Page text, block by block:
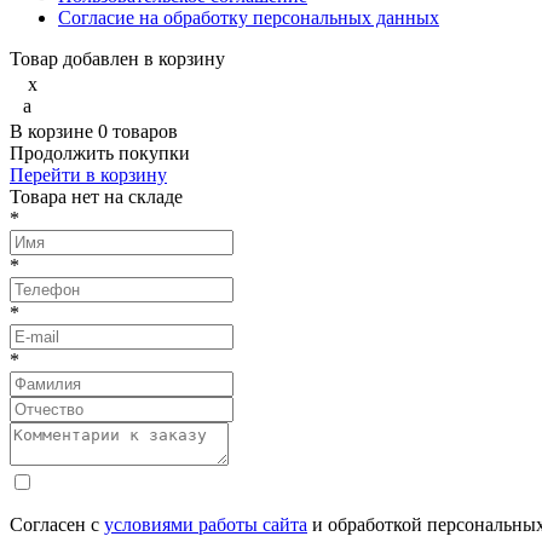
Согласие на обработку персональных данных
Товар добавлен в корзину
x
a
В корзине 0 товаров
Продолжить покупки
Перейти в корзину
Товарa нет на складе
*
*
*
*
Согласен с условиями работы сайта и обработкой